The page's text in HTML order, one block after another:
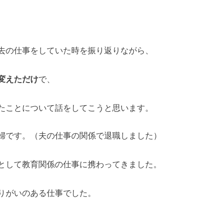
の仕事をしていた時を振り返りながら、
えただけで、
ことについて話をしてこうと思います。
です。（夫の仕事の関係で退職しました）
して教育関係の仕事に携わってきました。
がいのある仕事でした。